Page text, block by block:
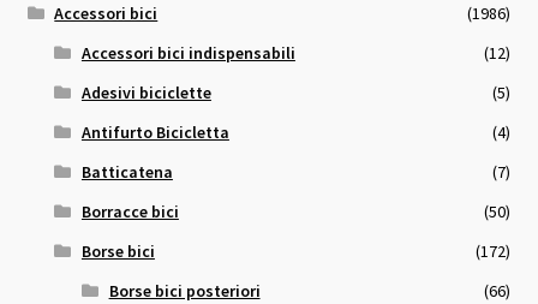
Accessori bici
(1986)
Accessori bici indispensabili
(12)
Adesivi biciclette
(5)
Antifurto Bicicletta
(4)
Batticatena
(7)
Borracce bici
(50)
Borse bici
(172)
Borse bici posteriori
(66)